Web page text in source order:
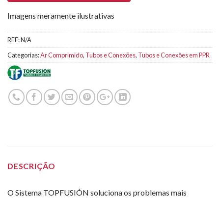
Imagens meramente ilustrativas
REF:N/A
Categorias:Ar Comprimido, Tubos e Conexões, Tubos e Conexões em PPR
DESCRIÇÃO
O Sistema TOPFUSIÓN soluciona os problemas mais